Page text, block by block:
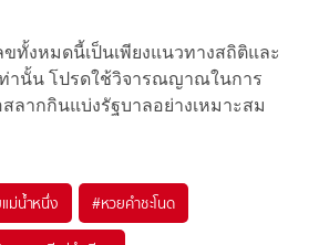
ทั้งหมดนี้เป็นเพียงแนวทางสถิติและ
านั้น โปรดใช้วิจารณญาณในการ
ลากกินแบ่งรัฐบาลอย่างเหมาะสม
ม่น้ำหนึ่ง #หวยคำชะโนด